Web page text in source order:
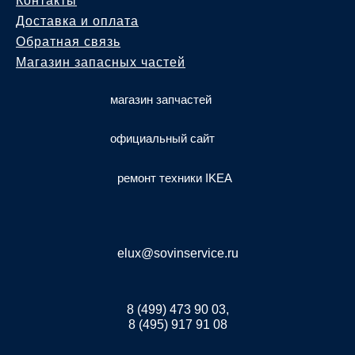
Доставка и оплата
Обратная связь
Магазин запасных частей
магазин запчастей
официальный сайт
ремонт техники IKEA
elux@sovinservice.ru
8 (499) 473 90 03,
8 (495) 917 91 08